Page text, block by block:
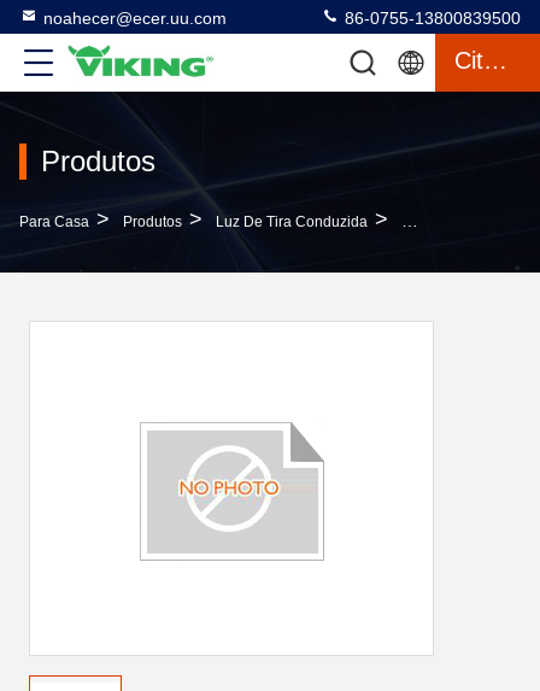
noahecer@ecer.uu.com 86-0755-13800839500
Citações
Produtos
Para Casa > Produtos > Luz De Tira Conduzida > Epistar LED Strip